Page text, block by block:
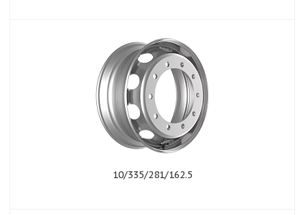
10/335/281/162.5